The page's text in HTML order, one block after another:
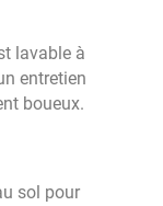
lavable à
entretien
boueux.
sol pour